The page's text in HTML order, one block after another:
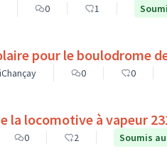
0 1
pour le boulodrome
0 0
la locomotive à vapeur
0 2 Soumis